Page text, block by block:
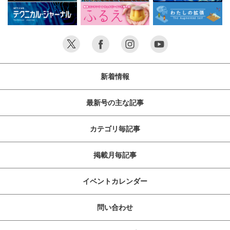
新着情報
最新号の主な記事
カテゴリ毎記事
掲載月毎記事
イベントカレンダー
問い合わせ